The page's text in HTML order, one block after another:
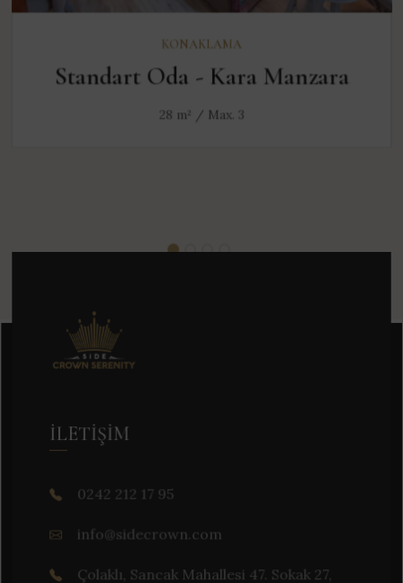
KONAKLAMA
Standart Oda - Kara Manzara
28 m² / Max. 3
İLETIŞIM
0242 212 17 95
info@sidecrown.com
Çolaklı, Sancak Mahallesi 47. Sokak 27,